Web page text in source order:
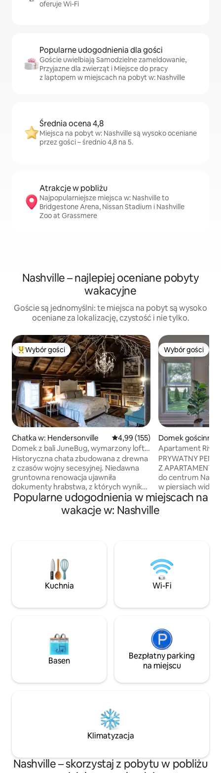
oferuje Wi-Fi
Popularne udogodnienia dla gości
Goście uwielbiają Samodzielne zameldowanie,
Przyjazne dla zwierząt i Miejsce do pracy
z laptopem w miejscach na pobyt w: Nashville
Średnia ocena 4,8
Miejsca na pobyt w: Nashville są wysoko oceniane
przez gości – średnio 4,8 na 5.
Atrakcje w pobliżu
Najpopularniejsze miejsca w: Nashville to
Bridgestone Arena, Nissan Stadium i Nashville
Zoo at Grassmere
Nashville – najlepiej oceniane pobyty
wakacyjne
Goście są jednomyślni: te miejsca na pobyt są wysoko
oceniane za lokalizację, czystość i nie tylko.
Najpopularniejsze z kategorii Wybór gości
Wybór gości
Chatka w: Hendersonville Średnia ocena: 4,99 na 5, liczba
4,99 (155)
Domek z bali JuneBug, wymarzony loft,
kamienny kominek
Historyczna chata zbudowana z drewna
z czasów wojny secesyjnej. Niedawna
gruntowna renowacja ujawniła
dokumenty hrabstwa, z których wynika,
że została zaprojektowana przez
architekta gwiazd Braxtona Dixona dla
Johnny'ego Casha. Idealne miejsce dla
osób. Taras z widokiem na zalesiony
Nashville, Grand Ol Opry i lotniska,
Wybór gości
Wybór gości
Domek gościnny
e
Apartament
15 minut od
PRYWATNY
Z
do centrum
w piersiach
Cumberland z
i całkowicie
Ten nowoczesny
i środmiejścia
taras nad wodą z
🚣🏻 🐾 W pełni
przyjazne
20 minut do
Popularne udogodnienia w miejscach na
wakacje w: Nashville
Kuchnia Wi-Fi
Basen
Bezpłatny parking
na miejscu
Klimatyzacja
Nashville – skorzystaj z pobytu w pobliżu